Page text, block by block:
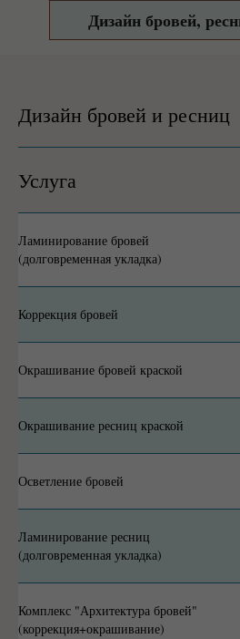
Дизайн бровей,
Дизайн бровей и ресниц
Услуга
Ламинирование бровей
(долговременная укладка)
Коррекция бровей
Окрашивание бровей краской
Окрашивание ресниц краской
Осветление бровей
Ламинирование ресниц
(долговременная укладка)
Комплекс "Архитектура бровей"
(коррекция+окрашивание)